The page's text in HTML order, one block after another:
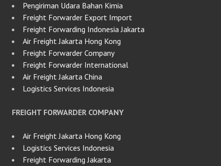
Pengiriman Udara Bahan Kimia
Freight Forwarder Export Import
Freight Forwarding Indonesia Jakarta
Air Freight Jakarta Hong Kong
Freight Forwarder Company
Freight Forwarder International
Air Freight Jakarta China
Logistics Services Indonesia
FREIGHT FORWARDER COMPANY
Air Freight Jakarta Hong Kong
Logistics Services Indonesia
Freight Forwarding Jakarta